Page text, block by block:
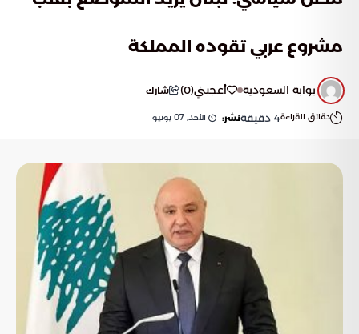
مشروع عربي تقوده المملكة
بوابة السعودية أعجبني(
0
) شارك
دقائق القراءة4 دقيقةنشر: الأحد, 07 يونيو